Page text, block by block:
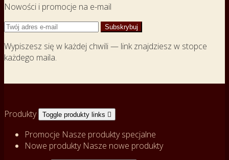
Nowości i promocje na e-mail
Wypiszesz się w każdej chwili — link znajdziesz w stopce
każdego maila.
Produkty Toggle produkty links 
Promocje Nasze produkty specjalne
Nowe produkty Nasze nowe produkty